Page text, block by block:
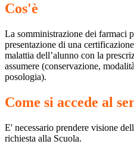
Cos'è
La somministrazione dei farmaci
presentazione di una
malattia dell’alunno con la
assumere (conservazione,
posologia).
Come si accede al
E' necessario prendere visione
richiesta alla Scuola.